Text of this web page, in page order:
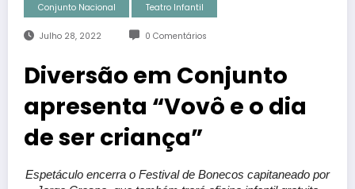
Conjunto Nacional Teatro Infantil
Julho 28, 2022 0 Comentários
Diversão em Conjunto
apresenta “Vovô e o dia
de ser criança”
Espetáculo encerra o Festival de Bonecos capitaneado por